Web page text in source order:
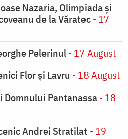
Nazaria, Olimpiada și
de la Văratec- 17
Pelerinul- 17 August
Flor şi Lavru - 18 August
Pantanassa- 18
Andrei Stratilat - 19